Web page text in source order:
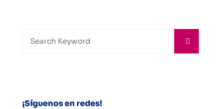
¡Síguenos en redes!